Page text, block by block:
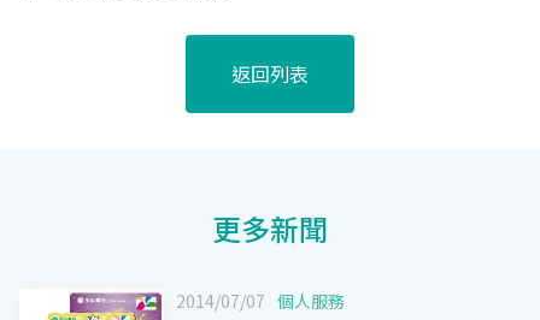
返回列表
更多新聞
2014/07/07 個人服務